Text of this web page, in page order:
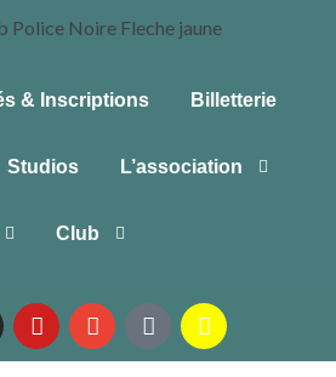
& Inscriptions Billetterie
Studios L’association
Club